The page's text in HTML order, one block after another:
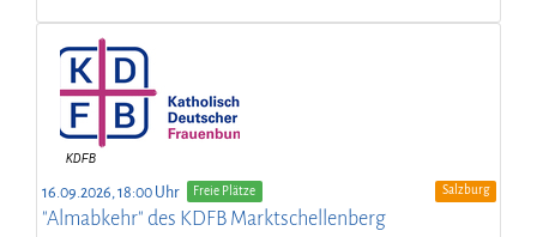
16.09.2026, 18:00 Uhr Freie Plätze Salzburg
"Almabkehr" des KDFB Marktschellenberg